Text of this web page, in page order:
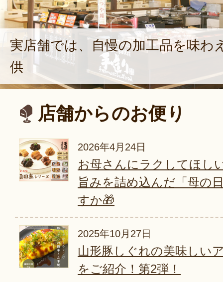
実店舗では、自慢の加工品を味わ
供
店舗からのお便り
2026年4月24日
お母さんにラクしてほし
旨みを詰め込んだ「母の
すか🎁
2025年10月27日
山形豚しぐれの美味しい
をご紹介！第2弾！